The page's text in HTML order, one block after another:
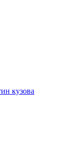
кузова